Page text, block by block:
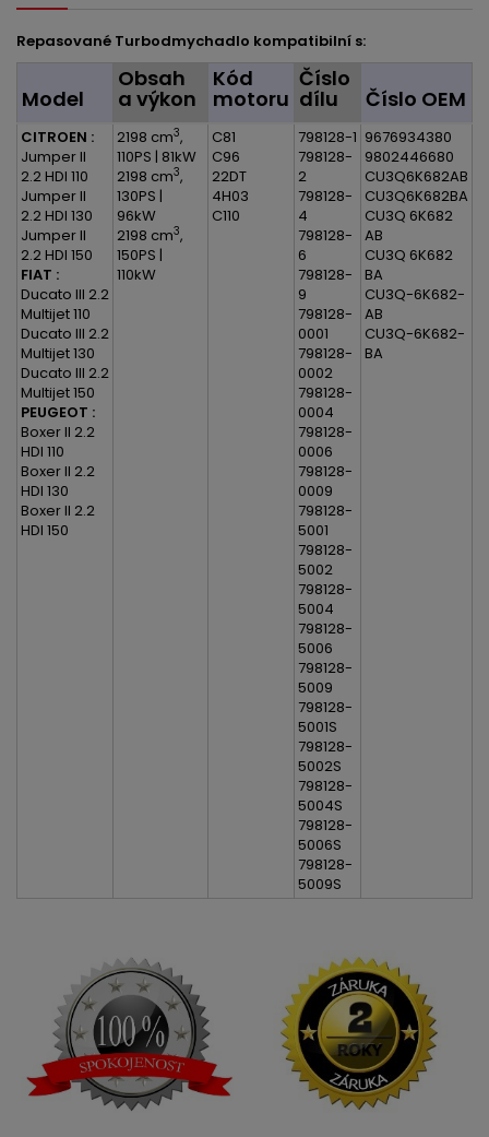
Repasované Turbodmychadlo kompatibilní s:
Model
Obsah
a výkon
Kód
motoru
Číslo
dílu Číslo OEM
CITROEN :
Jumper II
2.2 HDI 110
Jumper II
2.2 HDI 130
Jumper II
2.2 HDI 150
FIAT :
Ducato III 2.2
Multijet 110
Ducato III 2.2
Multijet 130
Ducato III 2.2
Multijet 150
PEUGEOT :
Boxer II 2.2
HDI 110
Boxer II 2.2
HDI 130
Boxer II 2.2
HDI 150
2198 cm3,
110PS | 81kW
2198 cm3,
130PS |
96kW
2198 cm3,
150PS |
110kW
C81
C96
22DT
4H03
C110
798128-1
798128-
2
798128-
4
798128-
6
798128-
9
798128-
0001
798128-
0002
798128-
0004
798128-
0006
798128-
0009
798128-
5001
798128-
5002
798128-
5004
798128-
5006
798128-
5009
798128-
5001S
798128-
5002S
798128-
5004S
798128-
5006S
798128-
5009S
9676934380
9802446680
CU3Q6K682AB
CU3Q6K682BA
CU3Q 6K682
AB
CU3Q 6K682
BA
CU3Q-6K682-
AB
CU3Q-6K682-
BA